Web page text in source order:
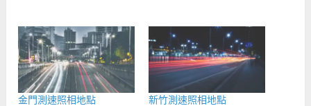
金門測速照相地點 新竹測速照相地點